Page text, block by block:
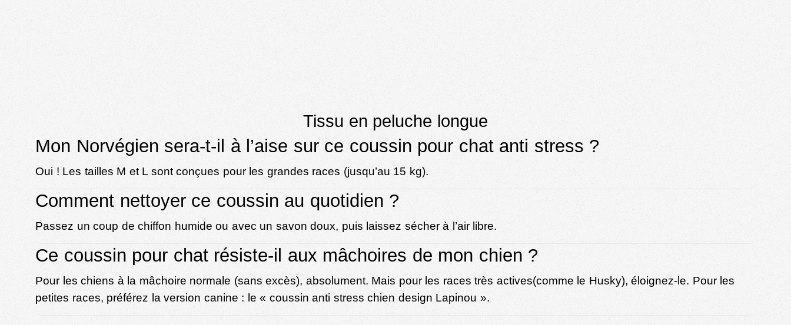
Tissu en peluche longue
Mon Norvégien sera-t-il à l’aise sur ce coussin pour chat anti stress ?
Oui ! Les tailles M et L sont conçues pour les grandes races (jusqu’au 15 kg).
Comment nettoyer ce coussin au quotidien ?
Passez un coup de chiffon humide ou avec un savon doux, puis laissez sécher à l’air libre.
Ce coussin pour chat résiste-il aux mâchoires de mon chien ?
Pour les chiens à la mâchoire normale (sans excès), absolument. Mais pour les races très actives(comme le Husky), éloignez-le. Pour les
petites races, préférez la version canine : le « coussin anti stress chien design Lapinou ».